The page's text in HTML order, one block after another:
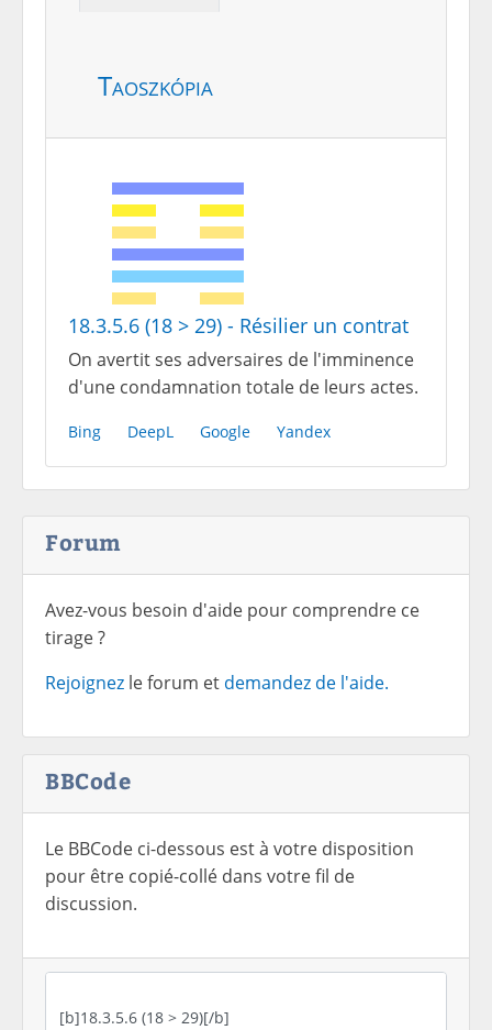
Taoszkópia
18.3.5.6 (18 > 29) - Résilier un contrat
On avertit ses adversaires de l'imminence
d'une condamnation totale de leurs actes.
Bing DeepL Google Yandex
Forum
Avez-vous besoin d'aide pour comprendre ce
tirage ?
Rejoignez le forum et demandez de l'aide.
BBCode
Le BBCode ci-dessous est à votre disposition
pour être copié-collé dans votre fil de
discussion.